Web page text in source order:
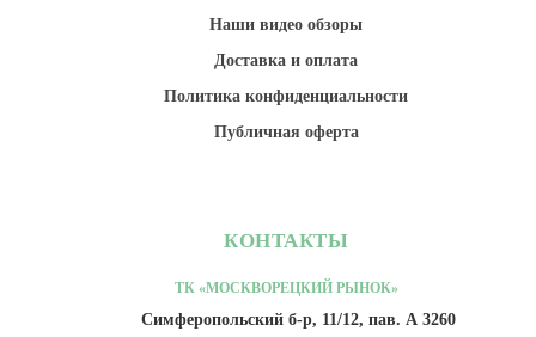
Наши видео обзоры
Доставка и оплата
Политика конфиденциальности
Публичная оферта
КОНТАКТЫ
ТК «МОСКВОРЕЦКИЙ РЫНОК»
Симферопольский б-р, 11/12, пав. А 3260